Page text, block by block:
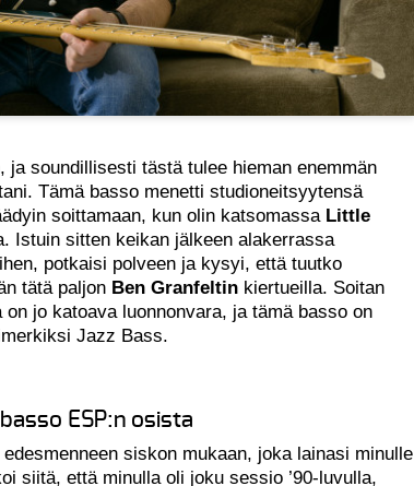
soundillisesti tästä tulee hieman enemmän
Tämä basso menetti studioneitsyytensä
soittamaan, kun olin katsomassa Little
Istuin sitten keikan jälkeen alakerrassa
potkaisi polveen ja kysyi, että tuutko
tätä paljon Ben Granfeltin kiertueilla. Soitan
jo katoava luonnonvara, ja tämä basso on
Jazz Bass.
ESP:n osista
siskon mukaan, joka lainasi minulle
siitä, että minulla oli joku sessio ’90-luvulla,